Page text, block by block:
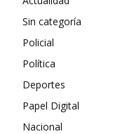
Sin categoría
Policial
Política
Deportes
Papel Digital
Nacional